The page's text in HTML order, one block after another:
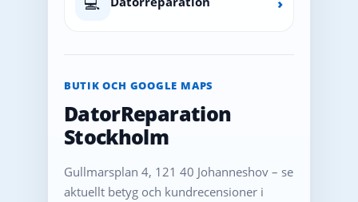
BUTIK OCH GOOGLE MAPS
DatorReparation
Stockholm
Gullmarsplan 4, 121 40 Johanneshov – se
aktuellt betyg och kundrecensioner i